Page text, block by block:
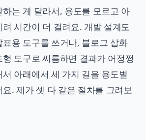
는 게 달라서, 용도를 모르고 아
시간이 더 걸려요. 개발 설계도
용 도구를 쓰거나, 블로그 삽화
도구로 씨름하면 결과가 어정쩡
아래에서 세 가지 길을 용도별
. 제가 셋 다 같은 절차를 그려보